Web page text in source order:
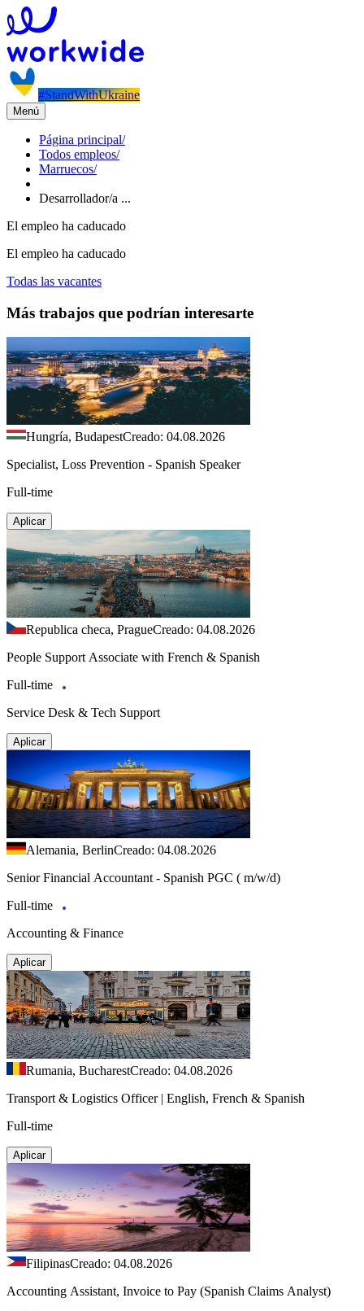
#StandWithUkraine
Menú
Página principal/
Todos empleos/
Marruecos/
Desarrollador/a ...
El empleo ha caducado
El empleo ha caducado
Todas las vacantes
Más trabajos que podrían interesarte
Hungría, BudapestCreado: 04.08.2026
Specialist, Loss Prevention - Spanish Speaker
Full-time
Aplicar
Republica checa, PragueCreado: 04.08.2026
People Support Associate with French & Spanish
Full-time
Service Desk & Tech Support
Aplicar
Alemania, BerlinCreado: 04.08.2026
Senior Financial Accountant - Spanish PGC ( m/w/d)
Full-time
Accounting & Finance
Aplicar
Rumania, BucharestCreado: 04.08.2026
Transport & Logistics Officer | English, French & Spanish
Full-time
Aplicar
FilipinasCreado: 04.08.2026
Accounting Assistant, Invoice to Pay (Spanish Claims Analyst)